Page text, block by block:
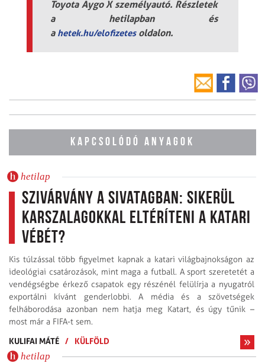
Toyota Aygo X személyautó. Részletek
a hetilapban és
a hetek.hu/elofizetesoldalon.
KAPCSOLÓDÓ ANYAGOK
hetilap
Szivárvány a sivatagban: sikerül
karszalagokkal eltéríteni a katari
vébét?
Kis túlzással több figyelmet kapnak a katari világbajnokságon az
ideológiai csatározások, mint maga a futball. A sport szeretetét a
vendégségbe érkező csapatok egy részénél felülírja a nyugatról
exportálni kívánt genderlobbi. A média és a szövetségek
felháborodása azonban nem hatja meg Katart, és úgy tűnik –
most már a FIFA-t sem.
KULIFAI MÁTÉ / KÜLFÖLD
hetilap